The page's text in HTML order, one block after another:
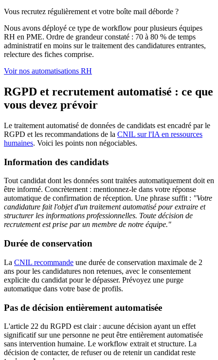
Vous recrutez régulièrement et votre boîte mail déborde ?
Nous avons déployé ce type de workflow pour plusieurs équipes
RH en PME. Ordre de grandeur constaté : 70 à 80 % de temps
administratif en moins sur le traitement des candidatures entrantes,
relecture des fiches comprise.
Voir nos automatisations RH
RGPD et recrutement automatisé : ce que
vous devez prévoir
Le traitement automatisé de données de candidats est encadré par le
RGPD et les recommandations de la CNIL sur l'IA en ressources
humaines. Voici les points non négociables.
Information des candidats
Tout candidat dont les données sont traitées automatiquement doit en
être informé. Concrètement : mentionnez-le dans votre réponse
automatique de confirmation de réception. Une phrase suffit : "Votre
candidature fait l'objet d'un traitement automatisé pour extraire et
structurer les informations professionnelles. Toute décision de
recrutement est prise par un membre de notre équipe."
Durée de conservation
La CNIL recommande une durée de conservation maximale de 2
ans pour les candidatures non retenues, avec le consentement
explicite du candidat pour le dépasser. Prévoyez une purge
automatique dans votre base de profils.
Pas de décision entièrement automatisée
L'article 22 du RGPD est clair : aucune décision ayant un effet
significatif sur une personne ne peut être entièrement automatisée
sans intervention humaine. Le workflow extrait et structure. La
décision de contacter, de refuser ou de retenir un candidat reste